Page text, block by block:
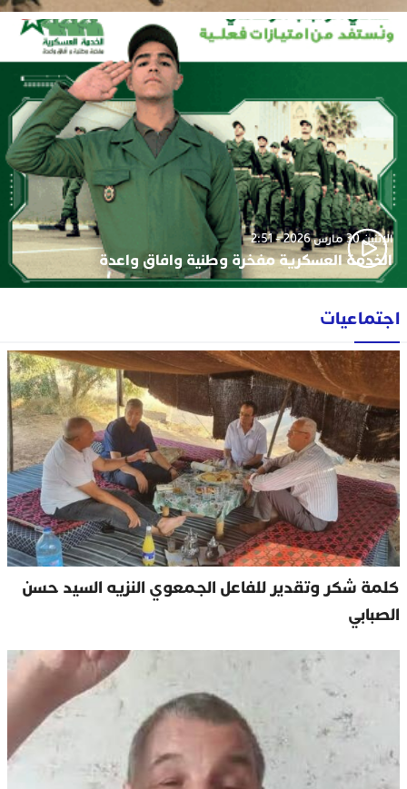
الإثنين 30 مارس 2026 - 2:51
الخدمة العسكرية مفخرة وطنية وافاق واعدة
اجتماعيات
كلمة شكر وتقدير للفاعل الجمعوي النزيه السيد حسن
الصبابي